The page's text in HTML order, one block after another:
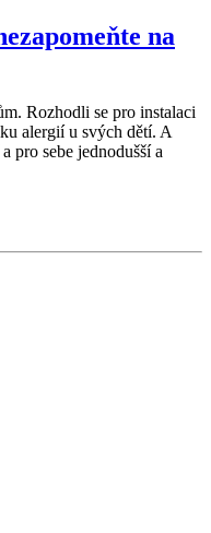
na
Rozhodli se pro instalaci
alergií u svých dětí. A
pro sebe jednodušší a